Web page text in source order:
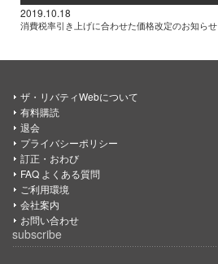
2019.10.18
消費税率引き上げに合わせた価格改定のお知らせ
ザ・リバティWebについて
有料購読
退会
プライバシーポリシー
訂正・おわび
FAQ よくある質問
ご利用環境
会社案内
お問い合わせ
subscribe